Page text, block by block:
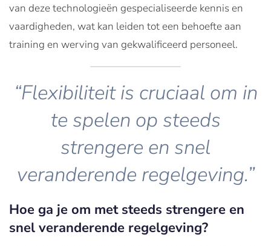
van deze technologieën gespecialiseerde kennis en
vaardigheden, wat kan leiden tot een behoefte aan
training en werving van gekwalificeerd personeel.
“Flexibiliteit is cruciaal om in
te spelen op steeds
strengere en snel
veranderende regelgeving.”
Hoe ga je om met steeds strengere en
snel veranderende regelgeving?